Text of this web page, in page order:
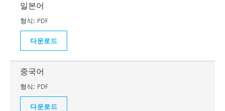
일본어
형식: PDF
다운로드
중국어
형식: PDF
다운로드